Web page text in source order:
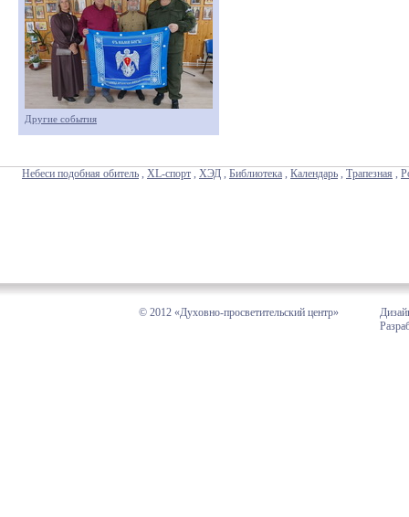
Другие события
Небеси подобная обитель , XL-спорт , ХЭД , Библиотека , Календарь , Трапезная ,
© 2012 «Духовно-просветительский центр»